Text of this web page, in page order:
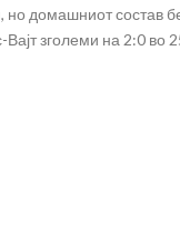
но домашниот состав
Вајт зголеми на 2:0 во